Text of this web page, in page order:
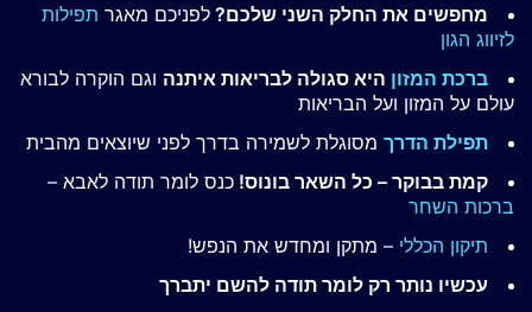
מחפשים את החלק השני שלכם? לפניכם מאגר תפילות
לזיווג הגון
ברכת המזון היא סגולה לבריאות איתנה וגם הוקרה לבורא
עולם על המזון ועל הבריאות
תפילת הדרך מסוגלת לשמירה בדרך לפני שיוצאים מהבית
קמת בבוקר – כל השאר בונוס! כנס לומר תודה לאבא –
ברכות השחר
תיקון הכללי – מתקן ומחדש את הנפש!
עכשיו נותר רק לומר תודה להשם יתברך